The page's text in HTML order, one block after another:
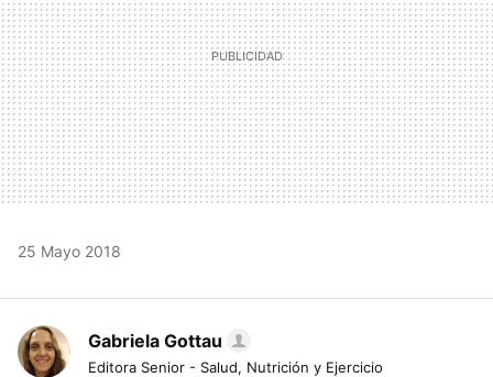
25 Mayo 2018
Gabriela Gottau
Editora Senior - Salud, Nutrición y Ejercicio